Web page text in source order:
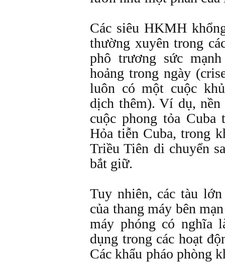
Các siêu HKMH
thường xuyên trong
phô trương sức
hoảng trong ngày
luôn có một cuộc
dịch thêm). Ví dụ,
cuộc phong tỏa Cuba
Hỏa tiễn Cuba, trong
Triều Tiên di chuyển
bắt giữ.
Tuy nhiên, các tàu
của thang máy bên
máy phóng có nghĩa
dụng trong các hoạt
Các khẩu pháo phòng